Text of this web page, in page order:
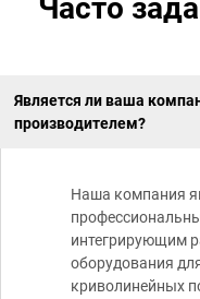
Часто
Является ли ваша
производителем?
Наша компания
интегрирующим
оборудования
криволинейных